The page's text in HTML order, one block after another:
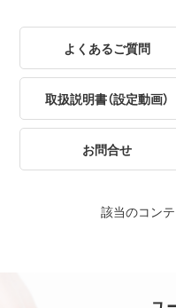
よくあるご質問
取扱説明書（設定動画）
お問合せ
該当のコン